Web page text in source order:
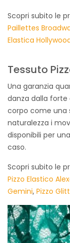
Scopri subito le
Paillettes
Elastica
Tessuto
Una garanzia
danza dalla forte
corpo come una
naturalezza i
disponibili per
caso.
Scopri subito le
Pizzo Elastico
Gemini, Pizzo